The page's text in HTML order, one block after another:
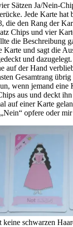
Sätzen Ja/Nein-
Jede Karte
die den Rang der
Chips und vier
die Beschreibung
Karte und sagt die
und
auf der Hand
Gesamtrang übrig
wenn jemand
aus und deckt
auf einer Karte
opfere oder
keine schwarzen